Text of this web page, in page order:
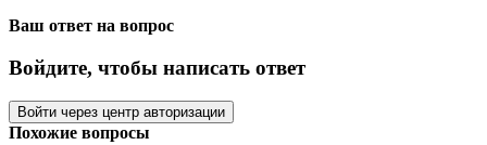
Ваш ответ на вопрос
Войдите, чтобы написать ответ
Войти через центр авторизации
Похожие вопросы